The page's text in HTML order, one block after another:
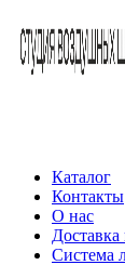
Каталог
Контакты
О нас
Доставка
Система